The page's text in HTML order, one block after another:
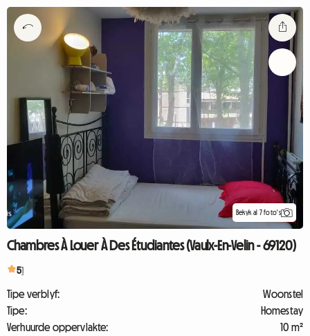
Bekyk al 7 foto's
Chambres À Louer À Des Étudiantes (Vaulx-En-Velin - 69120)
51
Tipe verblyf:
Woonstel
Tipe:
Homestay
Verhuurde oppervlakte:
10 m²